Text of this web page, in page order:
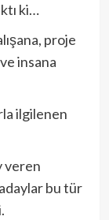
ki…
proje
insana
ilgilenen
veren
adaylar bu tür